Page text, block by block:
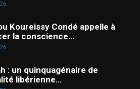
Koureissy Condé appelle à
la conscience…
: un quinquagénaire de
libérienne…